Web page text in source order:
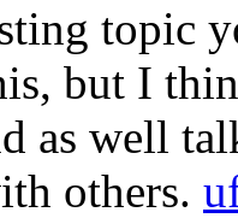
topic
but I
as well
others.